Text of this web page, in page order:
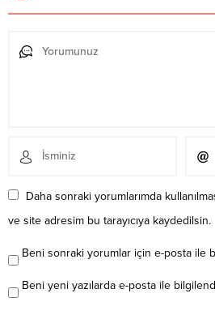
Daha sonraki yorumlarımda
ve site adresim bu tarayıcıya kaydedilsin.
Beni sonraki yorumlar için e-posta ile
Beni yeni yazılarda e-posta ile